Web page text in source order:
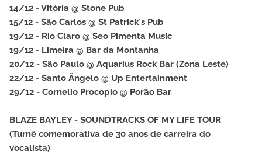
14/12 - Vitória @ Stone Pub
15/12 - São Carlos @ St Patrick´s Pub
19/12 - Rio Claro @ Seo Pimenta Music
19/12 - Limeira @ Bar da Montanha
20/12 - São Paulo @ Aquarius Rock Bar (Zona Leste)
22/12 - Santo Ângelo @ Up Entertainment
29/12 - Cornelio Procopio @ Porão Bar
BLAZE BAYLEY - SOUNDTRACKS OF MY LIFE TOUR
(Turnê comemorativa de 30 anos de carreira do
vocalista)